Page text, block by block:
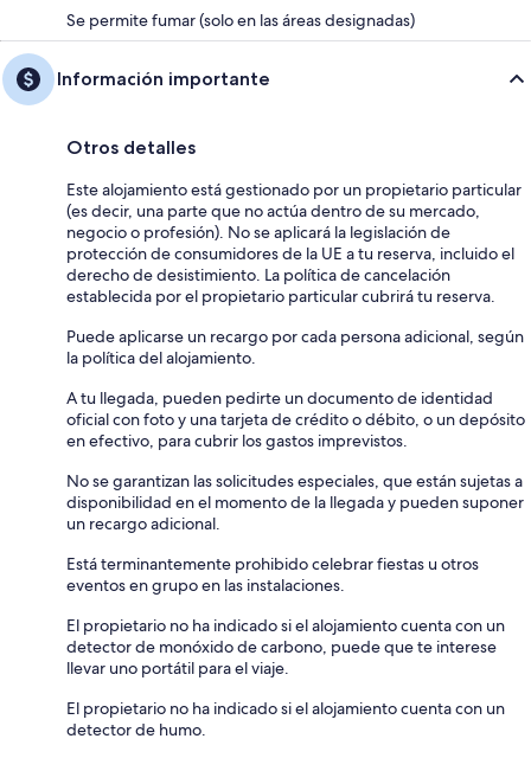
Se permite fumar (solo en las áreas designadas)
Información importante
Otros detalles
Este alojamiento está gestionado por un propietario particular
(es decir, una parte que no actúa dentro de su mercado,
negocio o profesión). No se aplicará la legislación de
protección de consumidores de la UE a tu reserva, incluido el
derecho de desistimiento. La política de cancelación
establecida por el propietario particular cubrirá tu reserva.
Puede aplicarse un recargo por cada persona adicional, según
la política del alojamiento.
A tu llegada, pueden pedirte un documento de identidad
oficial con foto y una tarjeta de crédito o débito, o un depósito
en efectivo, para cubrir los gastos imprevistos.
No se garantizan las solicitudes especiales, que están sujetas a
disponibilidad en el momento de la llegada y pueden suponer
un recargo adicional.
Está terminantemente prohibido celebrar fiestas u otros
eventos en grupo en las instalaciones.
El propietario no ha indicado si el alojamiento cuenta con un
detector de monóxido de carbono, puede que te interese
llevar uno portátil para el viaje.
El propietario no ha indicado si el alojamiento cuenta con un
detector de humo.